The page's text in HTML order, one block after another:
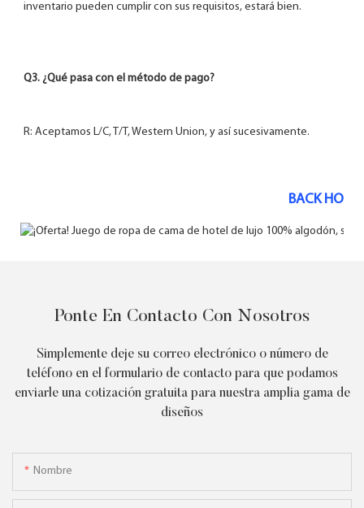
Ponte En Contacto Con Nosotros
Simplemente deje su correo electrónico o número de
teléfono en el formulario de contacto para que podamos
enviarle una cotización gratuita para nuestra amplia gama de
diseños
Nombre